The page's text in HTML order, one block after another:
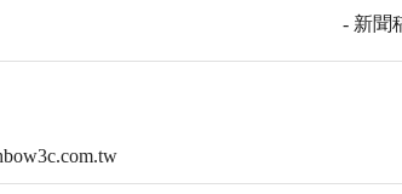
- 新聞